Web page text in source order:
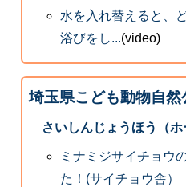
水を入れ替えると、
浴びをし...(video)
埼玉県こども動物自然
さいしんじょうほう（ホ
ミナミジサイチョウ
た！(サイチョウ舎）